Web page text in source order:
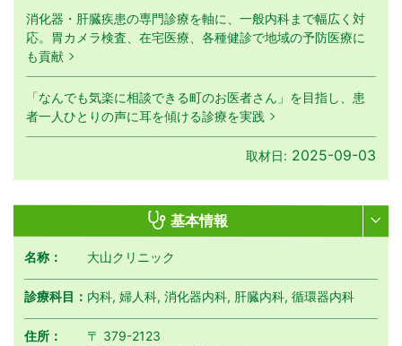
消化器・肝臓疾患の専門診療を軸に、一般内科まで幅広く対
応。胃カメラ検査、在宅医療、各種健診で地域の予防医療に
も貢献
「なんでも気楽に相談できる町のお医者さん」を目指し、患
者一人ひとりの声に耳を傾ける診療を実践
取材日: 2025-09-03
基本情報
名称： 大山クリニック
診療科目： 内科, 婦人科, 消化器内科, 肝臓内科, 循環器内科
住所：
〒 379-2123